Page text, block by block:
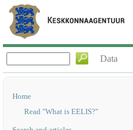
Data
Home
Read "What is EELIS?"